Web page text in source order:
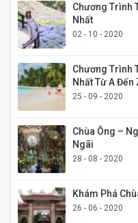
Chương Trình
Nhất
02 - 10 - 2020
Chương Trình
Nhất Từ A Đến
25 - 09 - 2020
Chùa Ông –
Ngãi
28 - 08 - 2020
Khám Phá
26 - 06 - 2020